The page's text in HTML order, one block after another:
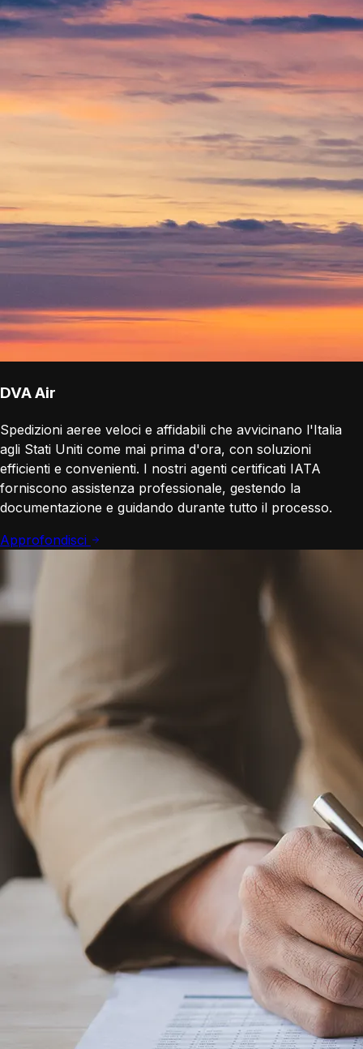
DVA Air
Spedizioni aeree veloci e affidabili che avvicinano l'Italia
agli Stati Uniti come mai prima d'ora, con soluzioni
efficienti e convenienti. I nostri agenti certificati IATA
forniscono assistenza professionale, gestendo la
documentazione e guidando durante tutto il processo.
Approfondisci